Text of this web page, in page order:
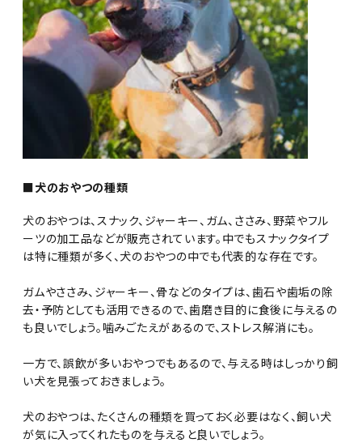
■犬のおやつの種類
犬のおやつは、スナック、ジャーキー、ガム、ささみ、野菜やフル
ーツの加工品などが販売されています。中でもスナックタイプ
は特に種類が多く、犬のおやつの中でも代表的な存在です。
ガムやささみ、ジャーキー、骨などのタイプは、歯石や歯垢の除
去・予防としても活用できるので、歯磨き目的に食後に与えるの
も良いでしょう。噛みごたえがあるので、ストレス解消にも。
一方で、誤飲が多いおやつでもあるので、与える時はしっかり飼
い犬を見張っておきましょう。
犬のおやつは、たくさんの種類を買っておく必要はなく、飼い犬
が気に入ってくれたものを与えると良いでしょう。